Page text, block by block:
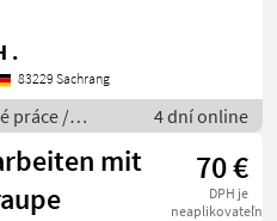
.
83229 Sachrang
práce /
balov
4 dní online
mit
70 €
DPH je
neaplikovateľné